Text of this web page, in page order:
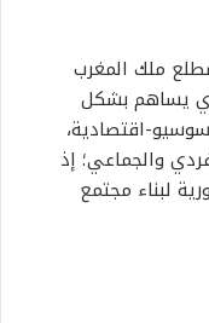
ملك المغرب
يساهم بشكل
اقتصادية،
والجماعي؛ إذ
لبناء مجتمع